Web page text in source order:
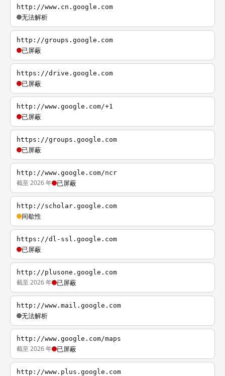
http://www.cn.google.com
无法解析
http://groups.google.com
已屏蔽
https://drive.google.com
已屏蔽
http://www.google.com/+1
已屏蔽
https://groups.google.com
已屏蔽
http://www.google.com/ncr
截至 2026 年 已屏蔽
http://scholar.google.com
间歇性
https://dl-ssl.google.com
已屏蔽
http://plusone.google.com
截至 2026 年 已屏蔽
http://www.mail.google.com
无法解析
http://www.google.com/maps
截至 2026 年 已屏蔽
http://www.plus.google.com